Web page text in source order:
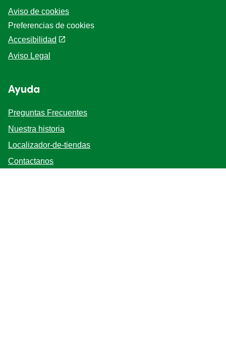
Aviso de cookies
Preferencias de cookies
Accesibilidad
Aviso Legal
Ayuda
Preguntas Frecuentes
Nuestra historia
Localizador-de-tiendas
Contactanos